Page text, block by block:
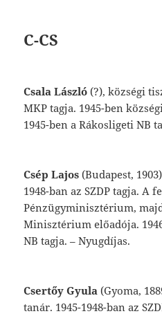
C-CS
CsalaLászló (?),községi
MKPtagja. 1945-ben
1945-benaRákosligeti NB
CsépLajos(Budapest,
1948-banazSZDPtagja.A
Pénzügyminisztérium,
Minisztériumelőadója.
NBtagja.–Nyugdíjas.
CsertőyGyula (Gyoma,
tanár. 1945-1948-banaz